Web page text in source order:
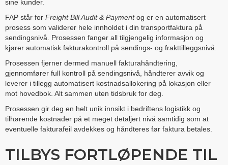
sine kunder.
FAP står for Freight Bill Audit & Paymentog er en automatisert
prosess som validerer hele innholdet i din transportfaktura på
sendingsnivå. Prosessen fanger all tilgjengelig informasjon og
kjører automatisk fakturakontroll på sendings- og frakttilleggsnivå.
Prosessen fjerner dermed manuell fakturahåndtering,
gjennomfører full kontroll på sendingsnivå, håndterer avvik og
leverer i tillegg automatisert kostnadsallokering på lokasjon eller
mot hovedbok. Alt sammen uten tidsbruk for deg.
Prosessen gir deg en helt unik innsikt i bedriftens logistikk og
tilhørende kostnader på et meget detaljert nivå samtidig som at
eventuelle fakturafeil avdekkes og håndteres før faktura betales.
TILBYS FORTLØPENDE TIL